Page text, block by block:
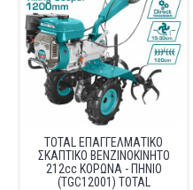
TOTAL ΕΠΑΓΓΕΛΜΑΤΙΚΟ
ΣΚΑΠΤΙΚΟ ΒΕΝΖΙΝΟΚΙΝΗΤΟ
212cc ΚΟΡΩΝΑ - ΠΗΝΙΟ
(TGC12001) TOTAL